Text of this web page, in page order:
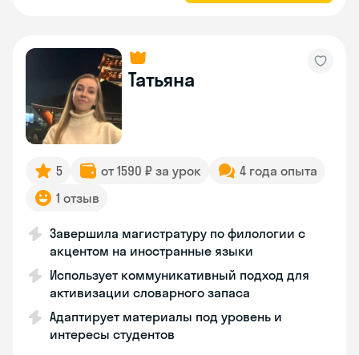
Татьяна
5 от 1590 ₽ за урок
4 года опыта
1 отзыв
Завершила магистратуру по филологии с
акцентом на иностранные языки
Использует коммуникативный подход для
активизации словарного запаса
Адаптирует материалы под уровень и
интересы студентов